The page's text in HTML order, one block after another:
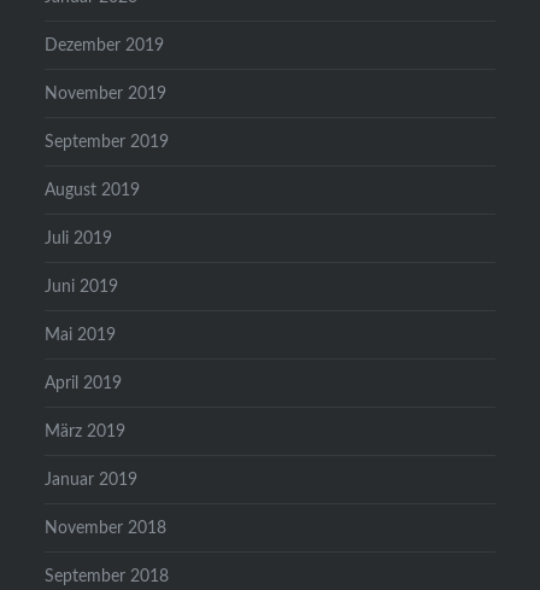
Dezember 2019
November 2019
September 2019
August 2019
Juli 2019
Juni 2019
Mai 2019
April 2019
März 2019
Januar 2019
November 2018
September 2018